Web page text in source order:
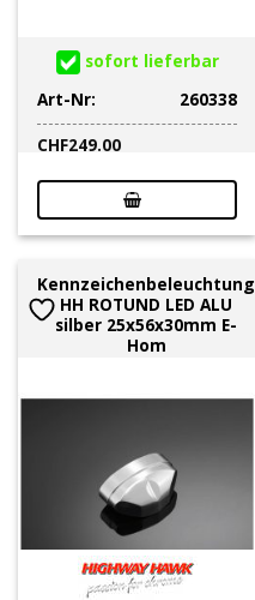
sofort lieferbar
Art-Nr:
260338
CHF249.00
Kennzeichenbeleuchtung
HH ROTUND LED ALU
silber 25x56x30mm E-
Hom